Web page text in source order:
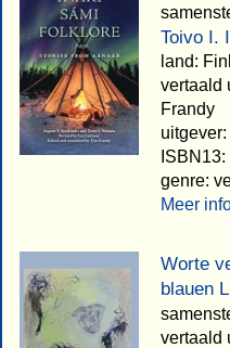
Toivo I.
land:
vertaald
Frandy
genre:
Meer
Worte
blauen
vertaald